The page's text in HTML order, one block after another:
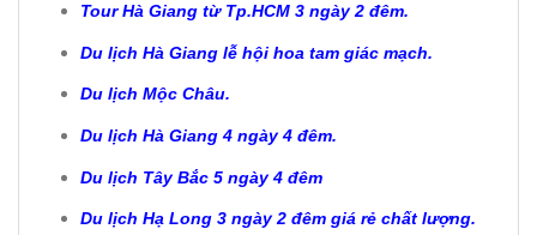
Tour Hà Giang từ Tp.HCM 3 ngày 2 đêm.
Du lịch Hà Giang lễ hội hoa tam giác mạch.
Du lịch Mộc Châu.
Du lịch Hà Giang 4 ngày 4 đêm.
Du lịch Tây Bắc 5 ngày 4 đêm
Du lịch Hạ Long 3 ngày 2 đêm giá rẻ chất lượng.